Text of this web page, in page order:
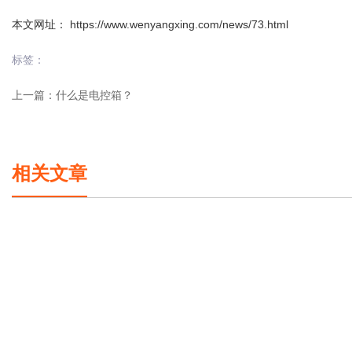
本文网址： https://www.wenyangxing.com/news/73.html
标签：
上一篇： 什么是电控箱？
相关文章